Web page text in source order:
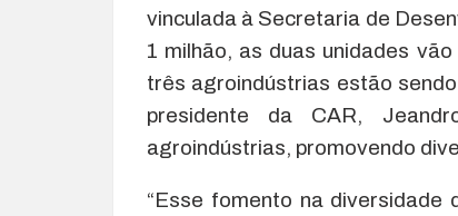
vinculada à Secretaria de
1 milhão, as duas unidades
três agroindústrias estão
presidente da CAR,
agroindústrias, promovendo
“Esse fomento na diversidade